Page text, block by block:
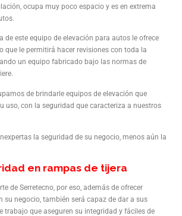
ocupa muy poco espacio y es en extrema
de este equipo de elevación para autos le ofrece
que le permitirá hacer revisiones con toda la
un equipo fabricado bajo las normas de
de brindarle equipos de elevación que
uso, con la seguridad que caracteriza a nuestros
la seguridad de su negocio, menos aún la
en rampas de tijera
de Serretecno, por eso, además de ofrecer
su negocio, también será capaz de dar a sus
trabajo que aseguren su integridad y fáciles de